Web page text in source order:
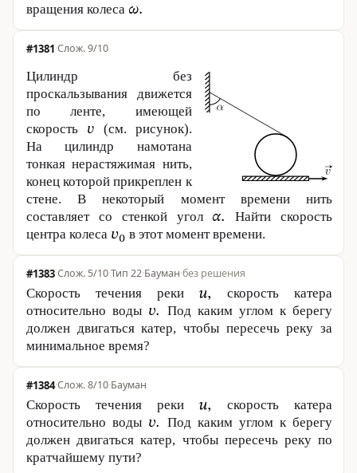
вращения колеса
#1381· 9/10
Цилиндр без
проскальзывания движется
по ленте, имеющей
скорость
(см. рисунок).
На цилиндр намотана
тонкая нерастяжимая нить,
конец которой прикреплен к
стене. В некоторый момент времени нить
составляет со стенкой угол
Найти скорость
центра колеса
в этот момент времени.
#1383· 5/10·Тип 22·Бауман·без решения
Скорость течения реки
скорость катера
относительно воды
Под каким углом к берегу
должен двигаться катер, чтобы пересечь реку за
минимальное время?
#1384· 8/10·Бауман
Скорость течения реки
скорость катера
относительно воды
Под каким углом к берегу
должен двигаться катер, чтобы пересечь реку по
кратчайшему пути?